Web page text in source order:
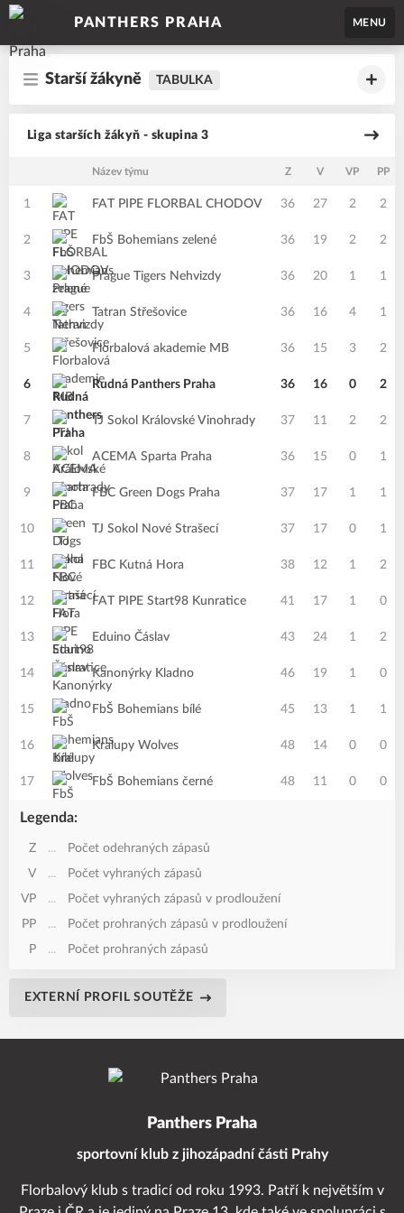
PANTHERS PRAHA MENU
Starší žákyně TABULKA
Liga starších žákyň - skupina 3
Název týmu Z V VP PP
1 FAT PIPE FLORBAL CHODOV 36 27 2 2
2 FbŠ Bohemians zelené 36 19 2 2
3 Prague Tigers Nehvizdy 36 20 1 1
4 Tatran Střešovice 36 16 4 1
5 Florbalová akademie MB 36 15 3 2
6 Rudná Panthers Praha 36 16 0 2
7 TJ Sokol Královské Vinohrady 37 11 2 2
8 ACEMA Sparta Praha 36 15 0 1
9 FBC Green Dogs Praha 37 17 1 1
10 TJ Sokol Nové Strašecí 37 17 0 1
11 FBC Kutná Hora 38 12 1 2
12 FAT PIPE Start98 Kunratice 41 17 1 0
13 Eduino Čáslav 43 24 1 2
14 Kanonýrky Kladno 46 19 1 0
15 FbŠ Bohemians bílé 45 13 1 1
16 Kralupy Wolves 48 14 0 0
17 FbŠ Bohemians černé 48 11 0 0
Legenda:
Z ...
Počet odehraných zápasů
V
...
Počet vyhraných zápasů
VP
...
Počet vyhraných zápasů v prodloužení
PP
...
Počet prohraných zápasů v prodloužení
P
... Počet prohraných zápasů
EXTERNÍ PROFIL SOUTĚŽE
Panthers Praha
sportovní klub z jihozápadní části Prahy
Florbalový klub s tradicí od roku 1993. Patří k největším v